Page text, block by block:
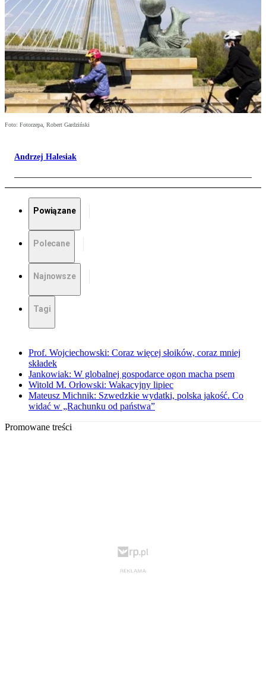
Foto: Fotorzepa, Robert Gardziński
Andrzej Halesiak
Powiązane
Polecane
Najnowsze
Tagi
Prof. Wojciechowski: Coraz więcej słoików, coraz mniej
składek
Jankowiak: W globalnej gospodarce ogon macha psem
Witold M. Orłowski: Wakacyjny lipiec
Mateusz Michnik: Szwedzkie wydatki, polska jakość. Co
widać w „Rachunku od państwa”
Promowane treści